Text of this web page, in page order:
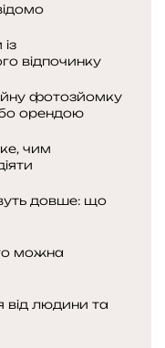
відпочинку
фотозйомку
орендою
чим
довше: що
можна
від людини та